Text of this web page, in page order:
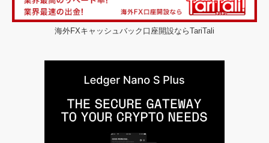
海外FXキャッシュバック口座開設ならTariTali